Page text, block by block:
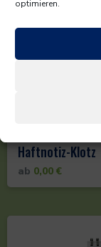
optimieren.
Haftnotiz-Klotz
ab 0,00 €